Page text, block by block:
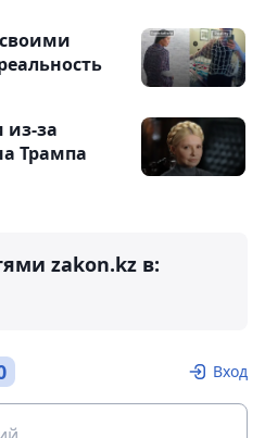
за
Трампа
zakon.kz в:
Вход